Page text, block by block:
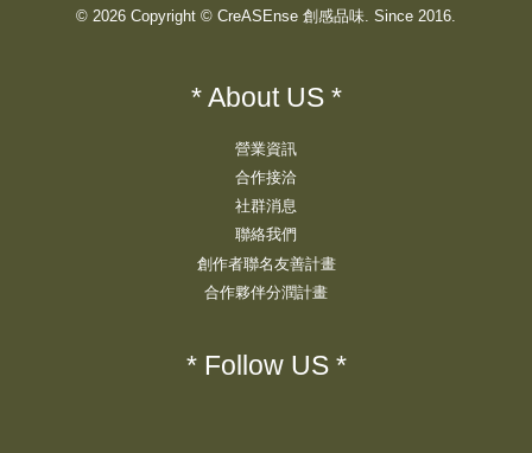
© 2026 Copyright © CreASEnse 創感品味. Since 2016.
* About US *
營業資訊
合作接洽
社群消息
聯絡我們
創作者聯名友善計畫
合作夥伴分潤計畫
* Follow US *